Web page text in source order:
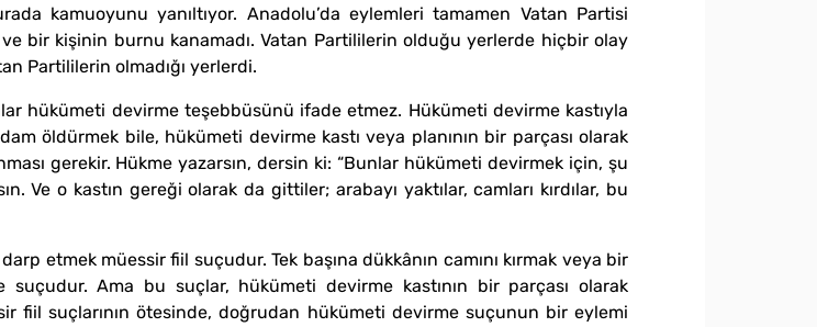
kamuoyunu yanıltıyor. Anadolu’da eylemleri tamamen Vatan Partisi
ve bir kişinin burnu kanamadı. Vatan Partililerin olduğu yerlerde hiçbir olay
Partililerin olmadığı yerlerdi.
hükümeti devirme teşebbüsünü ifade etmez. Hükümeti devirme kastıyla
öldürmek bile, hükümeti devirme kastı veya planının bir parçası olarak
gerekir. Hükme yazarsın, dersin ki: “Bunlar hükümeti devirmek için, şu
Ve o kastın gereği olarak da gittiler; arabayı yaktılar, camları kırdılar, bu
etmek müessir fiil suçudur. Tek başına dükkânın camını kırmak veya bir
Ama bu suçlar, hükümeti devirme kastının bir parçası olarak
fiil suçlarının ötesinde, doğrudan hükümeti devirme suçunun bir eylemi